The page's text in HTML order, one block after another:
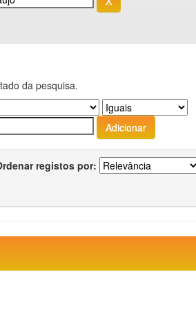
da pesquisa.
registos por: